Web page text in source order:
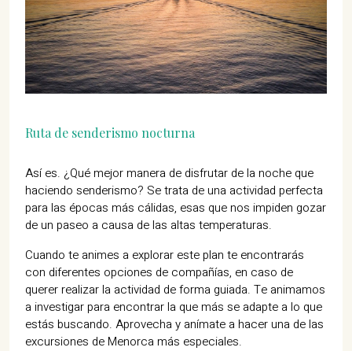
Ruta de senderismo nocturna
Así es. ¿Qué mejor manera de disfrutar de la noche que
haciendo senderismo? Se trata de una actividad perfecta
para las épocas más cálidas, esas que nos impiden gozar
de un paseo a causa de las altas temperaturas.
Cuando te animes a explorar este plan te encontrarás
con diferentes opciones de compañías, en caso de
querer realizar la actividad de forma guiada. Te animamos
a investigar para encontrar la que más se adapte a lo que
estás buscando. Aprovecha y anímate a hacer una de las
excursiones de Menorca más especiales.